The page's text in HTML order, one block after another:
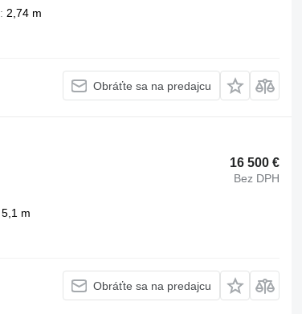
2,74 m
Obráťte sa na predajcu
16 500 €
Bez DPH
5,1 m
Obráťte sa na predajcu